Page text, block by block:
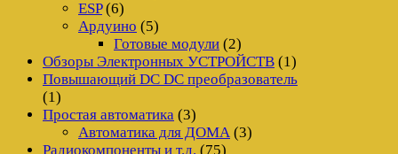
ESP(6)
Ардуино (5)
Готовые модули (2)
Обзоры Электронных УСТРОЙСТВ (1)
Повышающий DC DC преобразователь
(1)
Простая автоматика (3)
Автоматика для ДОМА (3)
Радиокомпоненты и т.д. (75)